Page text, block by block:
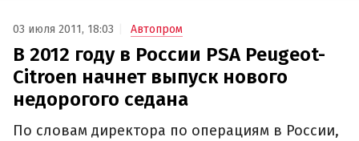
03 июля 2011, 18:03 Автопром
В 2012 году в России PSA Peugeot-
Citroen начнет выпуск нового
недорогого седана
По словам директора по операциям в России,